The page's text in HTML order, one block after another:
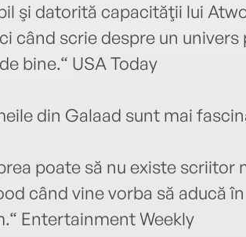
şi datorită capacităţii lui
când scrie despre un
bine.“ USA Today
din Galaad sunt mai
poate să nu existe
când vine vorba să aducă
Entertainment Weekly